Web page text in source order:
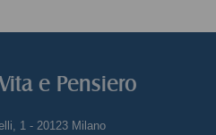
e Pensiero
1 - 20123 Milano